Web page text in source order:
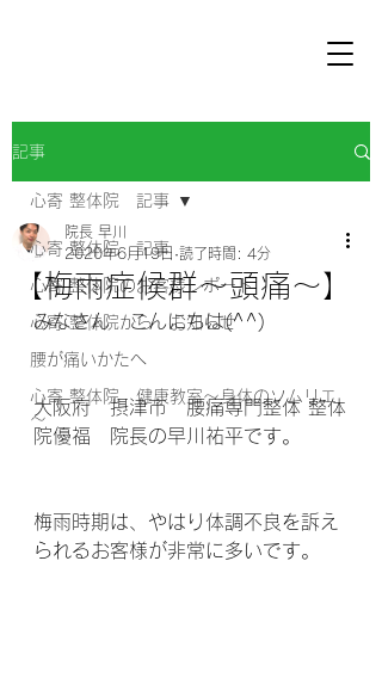
記事
心寄 整体院 記事
心寄 整体院のお客様レポート
心寄 整体院から お知らせ
腰が痛いかたへ
心寄 整体院 健康教室～身体のソムリエ
～
心寄 整体院 記事
【梅雨症候群～頭痛～】
院長 早川
2020年6月19日 読了時間: 4分
みなさん　こんにちは(^^)
大阪府　摂津市　腰痛専門整体 整体
院優福　院長の早川祐平です。
梅雨時期は、やはり体調不良を訴え
られるお客様が非常に多いです。